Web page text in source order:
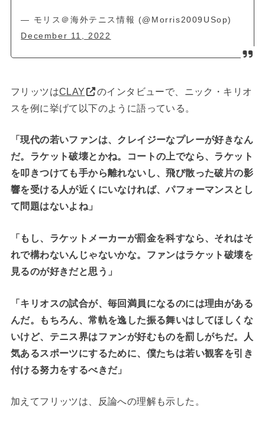
— モリス＠海外テニス情報 (@Morris2009USop)
December 11, 2022
フリッツはCLAY
のインタビューで、ニック・キリオ
スを例に挙げて以下のように語っている。
「現代の若いファンは、クレイジーなプレーが好きなん
だ。ラケット破壊とかね。コートの上でなら、ラケット
を叩きつけても手から離れないし、飛び散った破片の影
響を受ける人が近くにいなければ、パフォーマンスとし
て問題はないよね」
「もし、ラケットメーカーが罰金を科すなら、それはそ
れで構わないんじゃないかな。ファンはラケット破壊を
見るのが好きだと思う」
「キリオスの試合が、毎回満員になるのには理由がある
んだ。もちろん、常軌を逸した振る舞いはしてほしくな
いけど、テニス界はファンが好むものを罰しがちだ。人
気あるスポーツにするために、僕たちは若い観客を引き
付ける努力をするべきだ」
加えてフリッツは、反論への理解も示した。